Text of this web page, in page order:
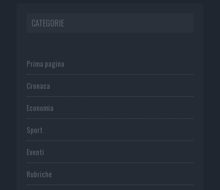
CATEGORIE
Prima pagina
Cronaca
Economia
Sport
Eventi
Rubriche